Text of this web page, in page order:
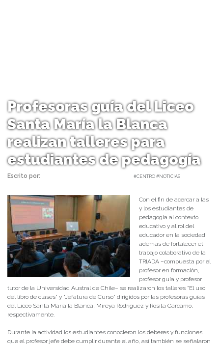
Profesoras guía del Liceo
Santa María la Blanca
realizan talleres para
estudiantes de pedagogía
Escrito por: #CENTRO #NOTICIAS
Con el fin de acercar a las
y los estudiantes de
pedagogía al contexto
educativo y al rol del
educador en la sociedad,
ademas de fortalecer el
trabajo colaborativo de la
TRIADA –compuesta por el
profesor en formación,
profesor guía y profesor
tutor de la Universidad Austral de Chile– se realizaron los talleres “El uso
del libro de clases” y “Jefatura de Curso” dirigidos por las profesoras guías
del Liceo Santa María la Blanca, Mireya Rodríguez y Rosita Cárcamo,
respectivamente.
Durante la actividad los estudiantes conocieron los deberes y funciones
que el profesor jefe debe cumplir durante el año, así también se señalaron